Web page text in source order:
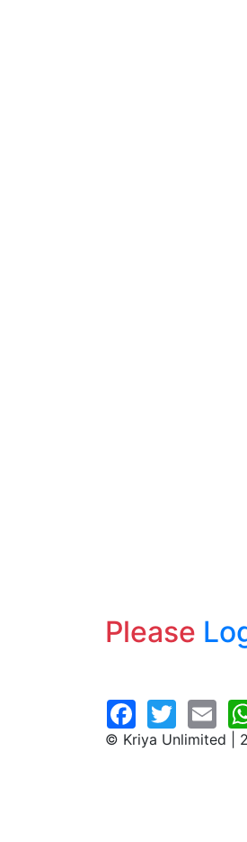
Please
© Kriya Unlimited |